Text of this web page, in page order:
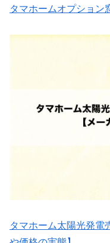
タマホームオプション
タマホーム太陽光発電